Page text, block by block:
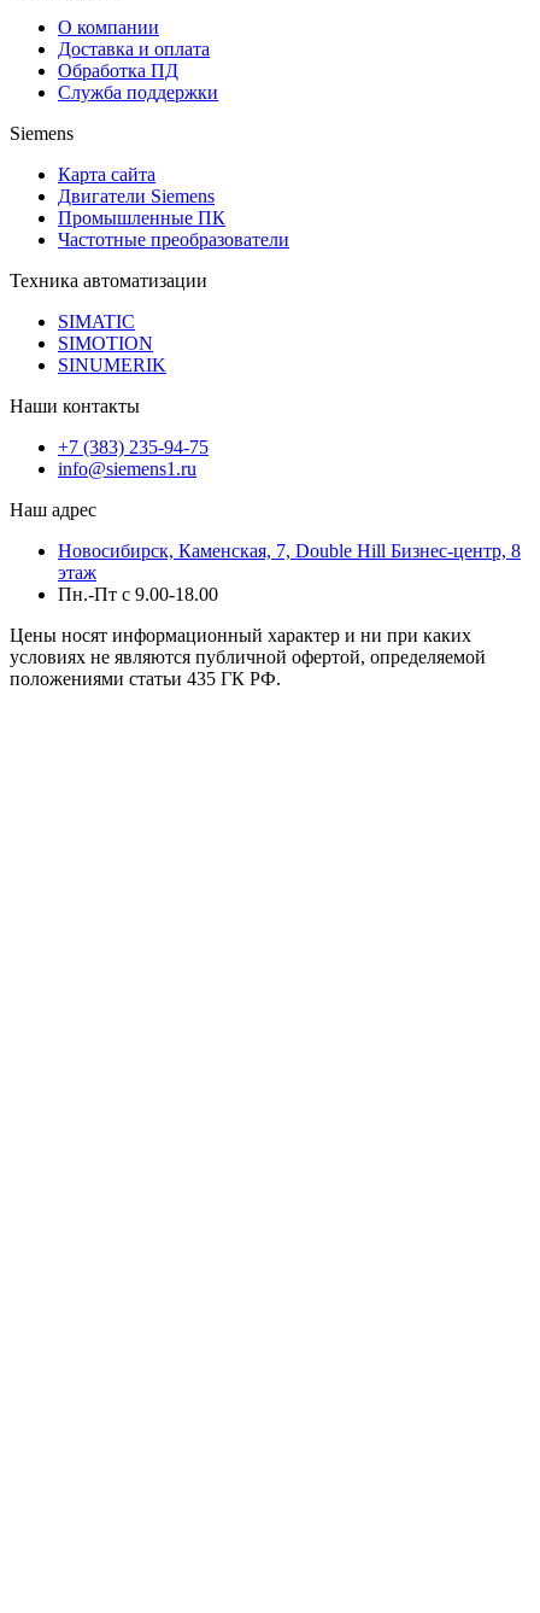
О компании
Доставка и оплата
Обработка ПД
Служба поддержки
Siemens
Карта сайта
Двигатели Siemens
Промышленные ПК
Частотные преобразователи
Техника автоматизации
SIMATIC
SIMOTION
SINUMERIK
Наши контакты
+7 (383) 235-94-75
info@siemens1.ru
Наш адрес
Новосибирск, Каменская, 7, Double Hill ​Бизнес-центр, 8
этаж
Пн.-Пт с 9.00-18.00
Цены носят информационный характер и ни при каких
условиях не являются публичной офертой, определяемой
положениями статьи 435 ГК РФ.